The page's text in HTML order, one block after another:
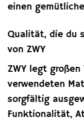
einen
Qualität, die du
von ZWY
ZWY legt
verwendeten
sorgfältig
Funktionalität,